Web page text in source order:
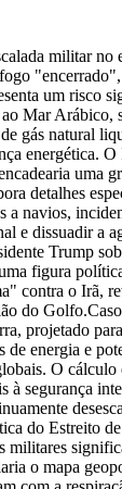
militar
um risco
Mar Arábico,
natural
energética.
detalhes
a navios,
dissuadir a
Trump
figura
contra o
do Golfo.
projetado
energia e
O
à segurança
do Estreito
o mapa